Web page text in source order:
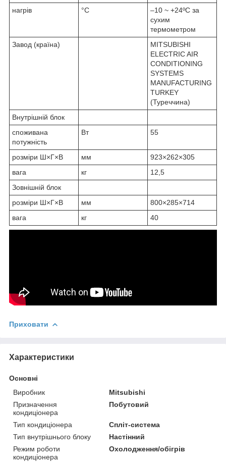
нагрів °С
–10 ~ +24ºC за
сухим
термометром
Завод (країна)
MITSUBISHI
ELECTRIC AIR
CONDITIONING
SYSTEMS
MANUFACTURING
TURKEY
(Туреччина)
Внутрішній блок
споживана
потужність
Вт 55
розміри Ш×Г×В мм
923×262×305
вага
кг
12,5
Зовнішній блок
розміри Ш×Г×В
мм
800×285×714
вага
кг 40
Приховати
Характеристики
Основні
Виробник
Mitsubishi
Призначення
кондиціонера
Побутовий
Тип кондиціонера
Спліт-система
Тип внутрішнього блоку
Настінний
Режим роботи
кондиціонера
Охолодження/обігрів